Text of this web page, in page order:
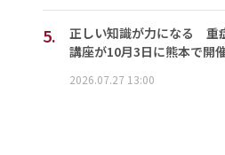
5.
正しい知識が力になる 重
講座が10月3日に熊本で開
2026.07.27 13:00